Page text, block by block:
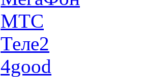
MTC
Теле2
4good